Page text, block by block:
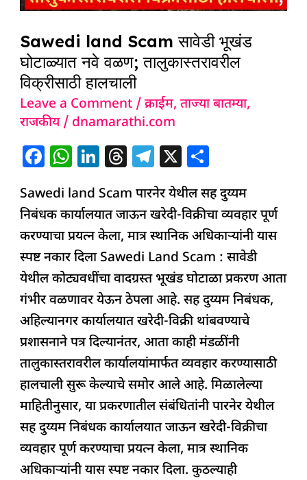
Sawedi land Scam सावेडी भूखंड
घोटाळ्यात नवे वळण; तालुकास्तरावरील
विक्रीसाठी हालचाली
Leave a Comment /क्राईम,ताज्या बातम्या,
राजकीय/ dnamarathi.com
F
c
e
b
o
o
k
W
at
s
A
p
p
Li
k
e
dI
n
T
re
a
d
s
T
el
e
g
ra
m
X
ar
e
Sawedi land Scam पारनेर येथील सह दुय्यम
निबंधक कार्यालयात जाऊन खरेदी-विक्रीचा व्यवहार पूर्ण
करण्याचा प्रयत्न केला, मात्र स्थानिक अधिकाऱ्यांनी यास
स्पष्ट नकार दिला Sawedi Land Scam : सावेडी
येथील कोट्यवधींचा वादग्रस्त भूखंड घोटाळा प्रकरण आता
गंभीर वळणावर येऊन ठेपला आहे. सह दुय्यम निबंधक,
अहिल्यानगर कार्यालयात खरेदी-विक्री थांबवण्याचे
प्रशासनाने पत्र दिल्यानंतर, आता काही मंडळींनी
तालुकास्तरावरील कार्यालयांमार्फत व्यवहार करण्यासाठी
हालचाली सुरू केल्याचे समोर आले आहे. मिळालेल्या
माहितीनुसार, या प्रकरणातील संबंधितांनी पारनेर येथील
सह दुय्यम निबंधक कार्यालयात जाऊन खरेदी-विक्रीचा
व्यवहार पूर्ण करण्याचा प्रयत्न केला, मात्र स्थानिक
अधिकाऱ्यांनी यास स्पष्ट नकार दिला. कुठल्याही
तालुकास्तरावरील
विक्रीसाठी
हालचाली